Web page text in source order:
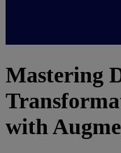
Mastering
with